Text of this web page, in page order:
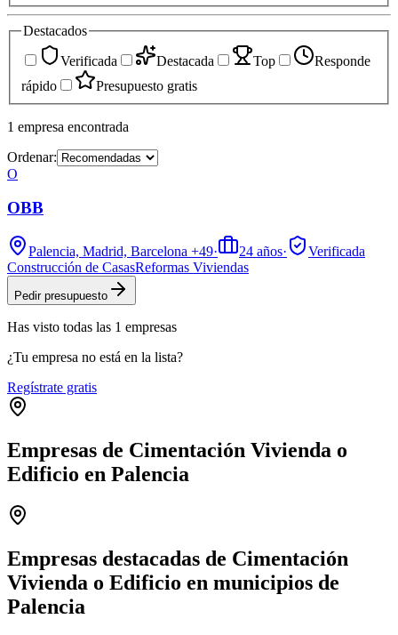
Destacados
Verificada
Destacada Top
Responde
rápido
Presupuesto gratis
1 empresa encontrada
Ordenar:
O
OBB
Palencia, Madrid, Barcelona +49· 24 años·
Verificada
Construcción de CasasReformas Viviendas
Pedir presupuesto
Has visto todas las 1 empresas
¿Tu empresa no está en la lista?
Regístrate gratis
Empresas de Cimentación Vivienda o
Edificio en Palencia
−
Empresas destacadas de Cimentación
Vivienda o Edificio en municipios de
Palencia